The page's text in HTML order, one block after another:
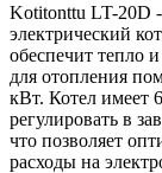
Kotitonttu LT-20D
электрический
обеспечит тепло
для отопления
кВт. Котел имеет
регулировать в
что позволяет
расходы на